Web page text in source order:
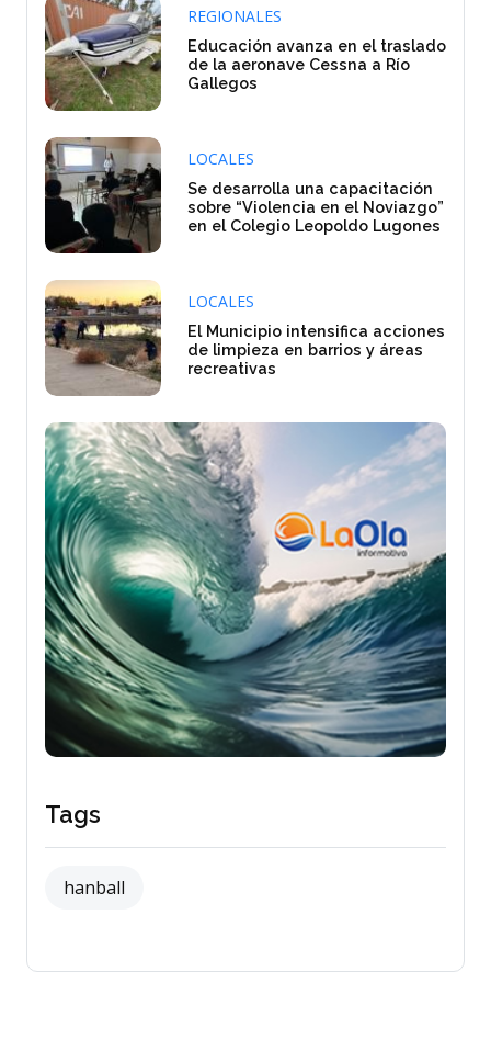
REGIONALES
Educación avanza en el traslado
de la aeronave Cessna a Río
Gallegos
LOCALES
Se desarrolla una capacitación
sobre “Violencia en el Noviazgo”
en el Colegio Leopoldo Lugones
LOCALES
El Municipio intensifica acciones
de limpieza en barrios y áreas
recreativas
Tags
hanball